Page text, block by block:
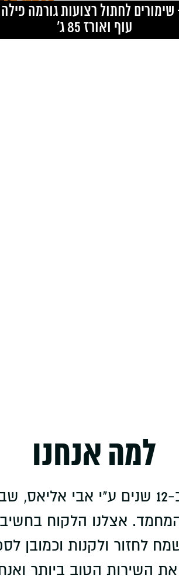
לחתול רצועות גורמה
עוף ואורז 85 ג’
₪6.90
למה אנחנו
"ציפורי גן עדן" הוקמה לפני כ-12
אצלנו הלקוח
לחזור ולקנות וכמובן
השירות הטוב ביותר